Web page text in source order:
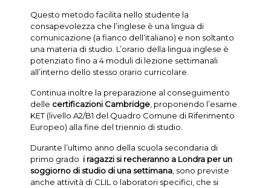
Questo metodo facilita nello studente la
consapevolezza che l’inglese è una lingua di
comunicazione (a fianco dell’italiano) e non soltanto
una materia di studio. L’orario della lingua inglese è
potenziato fino a 4 moduli di lezione settimanali
all’interno dello stesso orario curricolare.
Continua inoltre la preparazione al conseguimento
delle certificazioni Cambridge, proponendo l’esame
KET (livello A2/B1 del Quadro Comune di Riferimento
Europeo) alla fine del triennio di studio.
Durante l’ultimo anno della scuola secondaria di
primo grado i ragazzi si recheranno a Londra per un
soggiorno di studio di una settimana, sono previste
anche attività di CLIL o laboratori specifici, che si